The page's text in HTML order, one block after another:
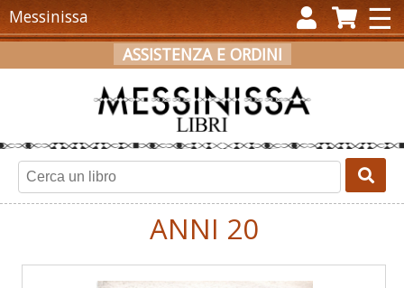
ASSISTENZA E ORDINI
ACCEDI REGISTRATI CARRELLO
Messinissa ☰
×
ANNI 20